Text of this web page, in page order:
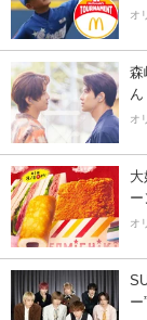
オ
森
ん
オ
ー
オ
ー”